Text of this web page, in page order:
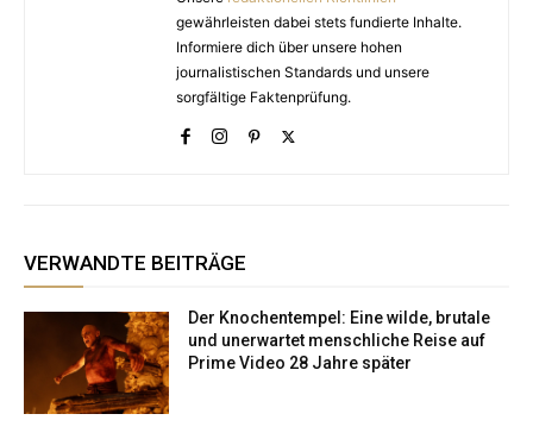
gewährleisten dabei stets fundierte Inhalte.
Informiere dich über unsere hohen
journalistischen Standards und unsere
sorgfältige Faktenprüfung.
VERWANDTE BEITRÄGE
Der Knochentempel: Eine wilde, brutale
und unerwartet menschliche Reise auf
Prime Video 28 Jahre später